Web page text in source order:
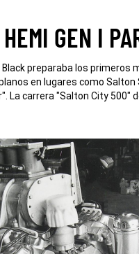
GEN I
Black preparaba los
en lugares como
La carrera "Salton City